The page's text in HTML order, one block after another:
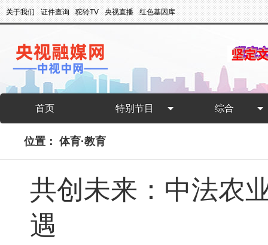
关于我们 证件查询 驼铃TV 央视直播 红色基因库
首页 特别节目 综合
位置： 体育·教育
共创未来：中法农
遇